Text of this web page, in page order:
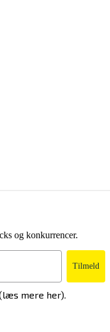
og konkurrencer.
Tilmeld
mere her).